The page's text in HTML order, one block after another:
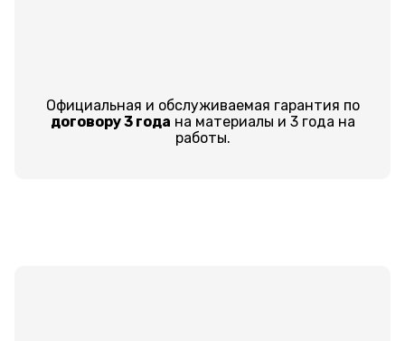
Официальная и обслуживаемая гарантия по
договору 3 года на материалы и 3 года на
работы.